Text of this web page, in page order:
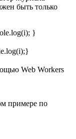
быть только
}
примере по